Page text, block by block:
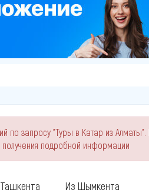
по запросу "Туры в Катар из
получения подробной информации
Из Шымкента